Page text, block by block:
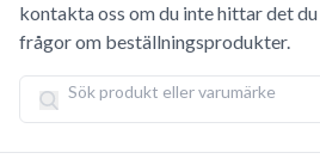
kontakta oss om du inte hittar det
frågor om beställningsprodukter.